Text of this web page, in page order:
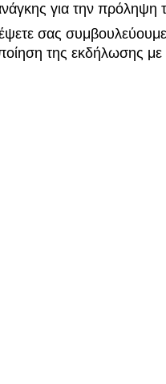
για την
σας
της εκδήλωσης με